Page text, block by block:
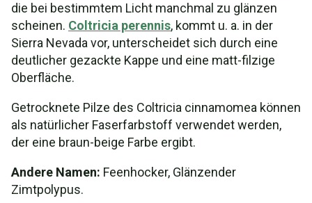
die bei bestimmtem Licht manchmal zu glänzen
scheinen. Coltricia perennis, kommt u. a. in der
Sierra Nevada vor, unterscheidet sich durch eine
deutlicher gezackte Kappe und eine matt-filzige
Oberfläche.
Getrocknete Pilze des Coltricia cinnamomea können
als natürlicher Faserfarbstoff verwendet werden,
der eine braun-beige Farbe ergibt.
Andere Namen: Feenhocker, Glänzender
Zimtpolypus.